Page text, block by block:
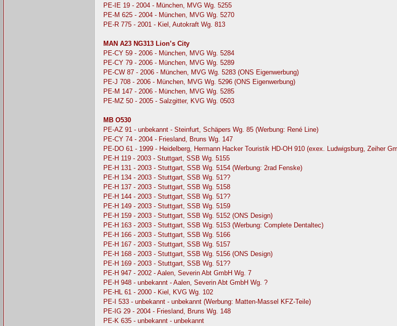
PE-IE 19 - 2004 - München, MVG Wg. 5255
PE-M 625 - 2004 - München, MVG Wg. 5270
PE-R 775 - 2001 - Kiel, Autokraft Wg. 813
MAN A23 NG313 Lion’s City
PE-CY 59 - 2006 - München, MVG Wg. 5284
PE-CY 79 - 2006 - München, MVG Wg. 5289
PE-CW 87 - 2006 - München, MVG Wg. 5283 (ONS Eigenwerbung)
PE-J 708 - 2006 - München, MVG Wg. 5296 (ONS Eigenwerbung)
PE-M 147 - 2006 - München, MVG Wg. 5285
PE-MZ 50 - 2005 - Salzgitter, KVG Wg. 0503
MB O530
PE-AZ 91 - unbekannt - Steinfurt, Schäpers Wg. 85 (Werbung: René Line)
PE-CY 74 - 2004 - Friesland, Bruns Wg. 147
PE-DO 61 - 1999 - Heidelberg, Hermann Hacker Touristik HD-OH 910 (exex. Ludwigsburg, Zeiher
PE-H 119 - 2003 - Stuttgart, SSB Wg. 5155
PE-H 131 - 2003 - Stuttgart, SSB Wg. 5154 (Werbung: 2rad Fenske)
PE-H 134 - 2003 - Stuttgart, SSB Wg. 51??
PE-H 137 - 2003 - Stuttgart, SSB Wg. 5158
PE-H 144 - 2003 - Stuttgart, SSB Wg. 51??
PE-H 149 - 2003 - Stuttgart, SSB Wg. 5159
PE-H 159 - 2003 - Stuttgart, SSB Wg. 5152 (ONS Design)
PE-H 163 - 2003 - Stuttgart, SSB Wg. 5153 (Werbung: Complete Dentaltec)
PE-H 166 - 2003 - Stuttgart, SSB Wg. 5166
PE-H 167 - 2003 - Stuttgart, SSB Wg. 5157
PE-H 168 - 2003 - Stuttgart, SSB Wg. 5156 (ONS Design)
PE-H 169 - 2003 - Stuttgart, SSB Wg. 51??
PE-H 947 - 2002 - Aalen, Severin Abt GmbH Wg. 7
PE-H 948 - unbekannt - Aalen, Severin Abt GmbH Wg. ?
PE-HL 61 - 2000 - Kiel, KVG Wg. 102
PE-I 533 - unbekannt - unbekannt (Werbung: Matten-Massel KFZ-Teile)
PE-IG 29 - 2004 - Friesland, Bruns Wg. 148
PE-K 635 - unbekannt - unbekannt